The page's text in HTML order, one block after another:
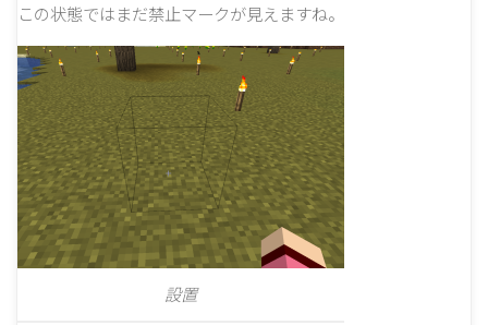
この状態ではまだ禁止マークが見えますね。
設置